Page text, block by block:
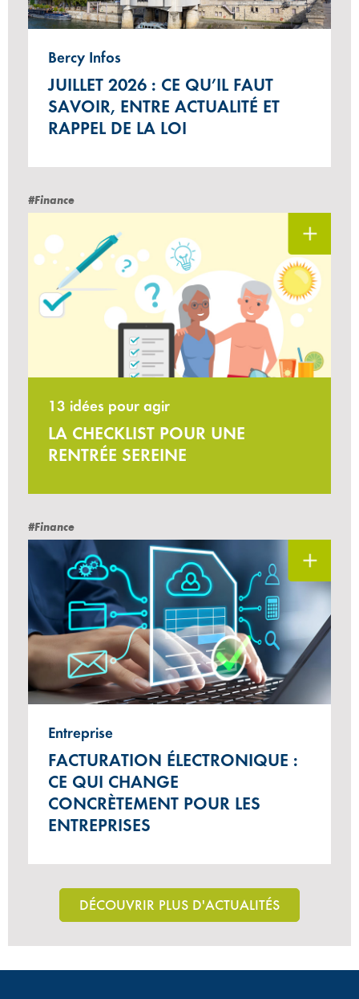
Bercy Infos
JUILLET 2026 : CE QU’IL FAUT
SAVOIR, ENTRE ACTUALITÉ ET
RAPPEL DE LA LOI
#Finance
13 idées pour agir
LA CHECKLIST POUR UNE
RENTRÉE SEREINE
#Finance
Entreprise
FACTURATION ÉLECTRONIQUE :
CE QUI CHANGE
CONCRÈTEMENT POUR LES
ENTREPRISES
DÉCOUVRIR PLUS D'ACTUALITÉS